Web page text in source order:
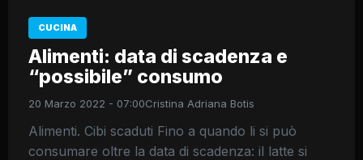
CUCINA
Alimenti: data di scadenza e
“possibile” consumo
20 Marzo 2022 - 07:00Cristina Adriana Botis
Alimenti. Cibi scaduti Fino a quando li si può
consumare oltre la data di scadenza: il latte si